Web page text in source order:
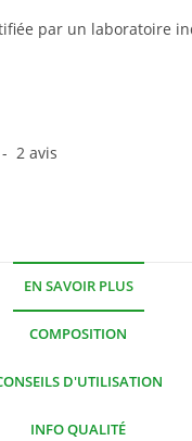
par un laboratoire
- 2avis
EN SAVOIR PLUS
COMPOSITION
D'UTILISATION
INFO QUALITÉ